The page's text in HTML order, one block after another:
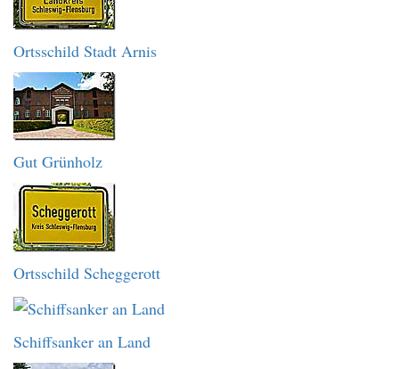
Ortsschild Stadt Arnis
Gut Grünholz
Ortsschild Scheggerott
Schiffsanker an Land